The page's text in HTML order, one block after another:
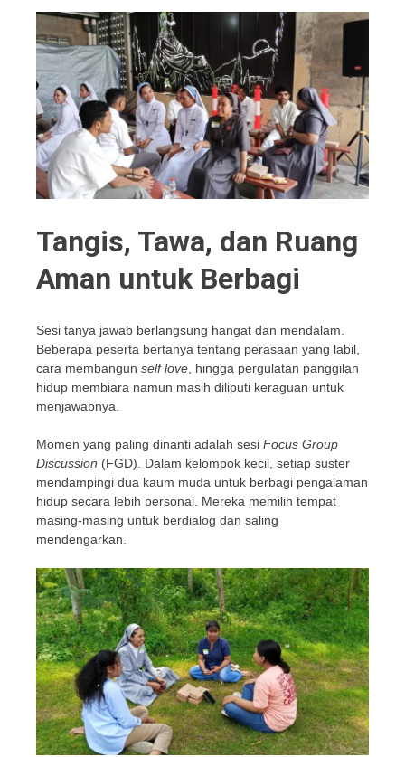
Tangis, Tawa, dan Ruang
Aman untuk Berbagi
Sesi tanya jawab berlangsung hangat dan mendalam.
Beberapa peserta bertanya tentang perasaan yang labil,
cara membangun self love, hingga pergulatan panggilan
hidup membiara namun masih diliputi keraguan untuk
menjawabnya.
Momen yang paling dinanti adalah sesi Focus Group
Discussion (FGD). Dalam kelompok kecil, setiap suster
mendampingi dua kaum muda untuk berbagi pengalaman
hidup secara lebih personal. Mereka memilih tempat
masing-masing untuk berdialog dan saling
mendengarkan.